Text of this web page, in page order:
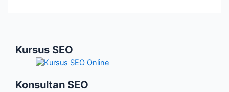
Platform
Kursus SEO
Konsultan SEO